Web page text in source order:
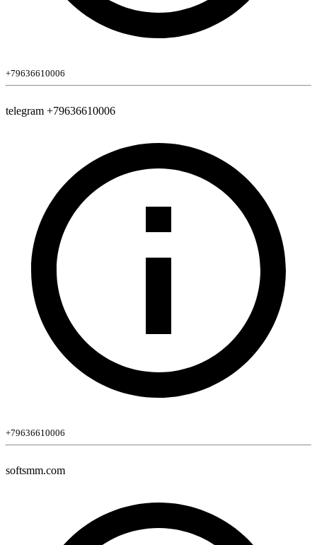
+79636610006
telegram +79636610006
+79636610006
softsmm.com